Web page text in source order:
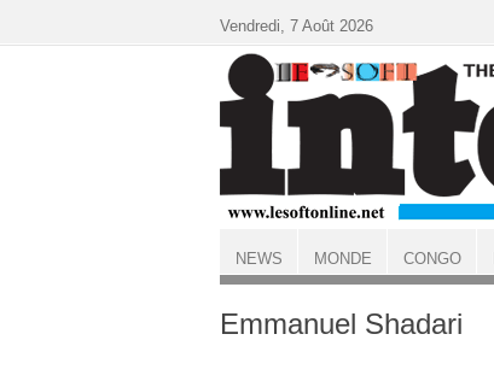
ACCUEIL
Emmanuel Shadari
Vendredi, 7 Août 2026
NEWS MONDE CONGO